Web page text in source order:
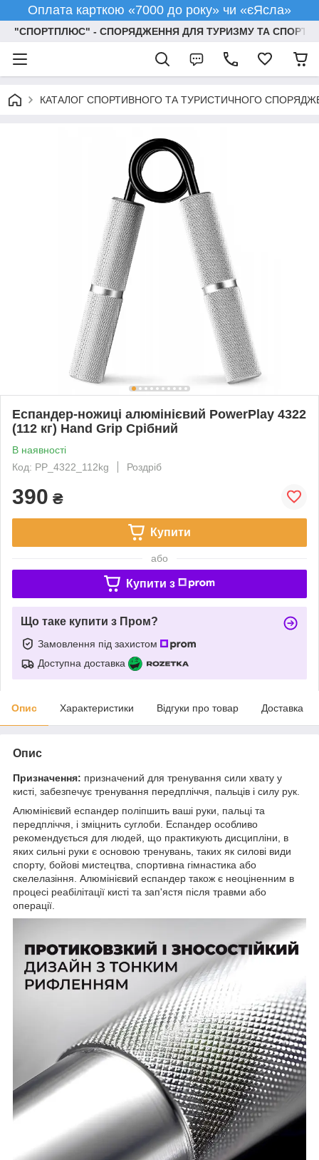
Оплата карткою «7000 до року» чи «єЯсла»
"СПОРТПЛЮС" - СПОРЯДЖЕННЯ ДЛЯ ТУРИЗМУ ТА СПОРТУ
КАТАЛОГ СПОРТИВНОГО ТА ТУРИСТИЧНОГО
Еспандер-ножиці алюмінієвий PowerPlay 4322
(112 кг) Hand Grip Срібний
В наявності
Код: PP_4322_112kg
Роздріб
390 ₴
Купити
або
Купити з
Що таке купити з Пром?
Замовлення під захистом
Доступна доставка
Опис Характеристики Відгуки про товар Доставка
Опис
Призначення: призначений для тренування сили хвату у
кисті, забезпечує тренування передпліччя, пальців і силу рук.
Алюмінієвий еспандер поліпшить ваші руки, пальці та
передпліччя, і зміцнить суглоби. Еспандер особливо
рекомендується для людей, що практикують дисципліни, в
яких сильні руки є основою тренувань, таких як силові види
спорту, бойові мистецтва, спортивна гімнастика або
скелелазіння. Алюмінієвий еспандер також є неоціненним в
процесі реабілітації кисті та зап'ястя після травми або
операції.